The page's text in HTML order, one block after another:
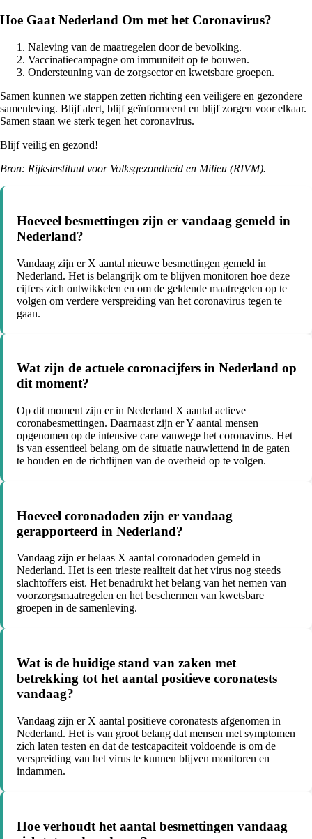
Hoe Gaat Nederland Om met het Coronavirus?
Naleving van de maatregelen door de bevolking.
Vaccinatiecampagne om immuniteit op te bouwen.
Ondersteuning van de zorgsector en kwetsbare groepen.
Samen kunnen we stappen zetten richting een veiligere en gezondere
samenleving. Blijf alert, blijf geïnformeerd en blijf zorgen voor elkaar.
Samen staan we sterk tegen het coronavirus.
Blijf veilig en gezond!
Bron: Rijksinstituut voor Volksgezondheid en Milieu (RIVM).
Hoeveel besmettingen zijn er vandaag gemeld in
Nederland?
Vandaag zijn er X aantal nieuwe besmettingen gemeld in
Nederland. Het is belangrijk om te blijven monitoren hoe deze
cijfers zich ontwikkelen en om de geldende maatregelen op te
volgen om verdere verspreiding van het coronavirus tegen te
gaan.
Wat zijn de actuele coronacijfers in Nederland op
dit moment?
Op dit moment zijn er in Nederland X aantal actieve
coronabesmettingen. Daarnaast zijn er Y aantal mensen
opgenomen op de intensive care vanwege het coronavirus. Het
is van essentieel belang om de situatie nauwlettend in de gaten
te houden en de richtlijnen van de overheid op te volgen.
Hoeveel coronadoden zijn er vandaag
gerapporteerd in Nederland?
Vandaag zijn er helaas X aantal coronadoden gemeld in
Nederland. Het is een trieste realiteit dat het virus nog steeds
slachtoffers eist. Het benadrukt het belang van het nemen van
voorzorgsmaatregelen en het beschermen van kwetsbare
groepen in de samenleving.
Wat is de huidige stand van zaken met
betrekking tot het aantal positieve coronatests
vandaag?
Vandaag zijn er X aantal positieve coronatests afgenomen in
Nederland. Het is van groot belang dat mensen met symptomen
zich laten testen en dat de testcapaciteit voldoende is om de
verspreiding van het virus te kunnen blijven monitoren en
indammen.
Hoe verhoudt het aantal besmettingen vandaag